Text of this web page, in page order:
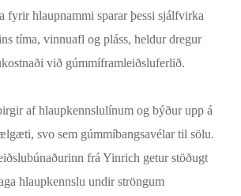
fyrir hlaupnammi sparar þessi sjálfvirka
tíma, vinnuafl og pláss, heldur dregur
við gúmmíframleiðsluferlið.
af hlaupkennslulínum og býður upp á
svo sem gúmmíbangsavélar til sölu.
frá Yinrich getur stöðugt
hlaupkennslu undir ströngum